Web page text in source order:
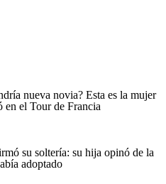
nueva novia? Esta es la mujer
en el Tour de Francia
su soltería: su hija opinó de la
adoptado